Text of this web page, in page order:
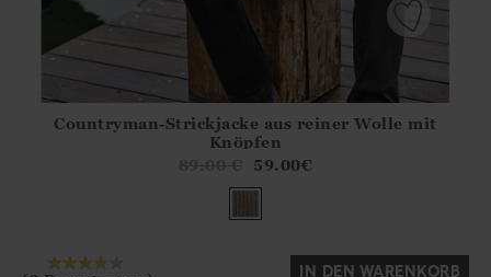
?? ""
Nein
Countryman-Strickjacke aus reiner Wolle mit
Knöpfen
59.00€
IN DEN WARENKORB